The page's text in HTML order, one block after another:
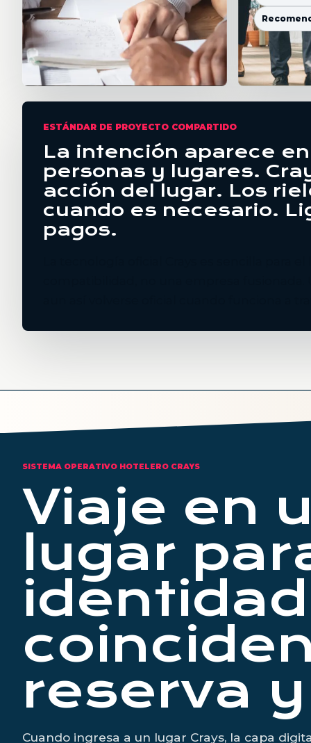
ESTÁNDAR DE PROYECTO COMPARTIDO
La intención aparece
personas y lugares.
acción del lugar. Los
cuando es necesario.
pagos.
SISTEMA OPERATIVO HOTELERO CRAYS
Viaje en
lugar
reserva
Cuando ingresa a un lugar Crays, la capa